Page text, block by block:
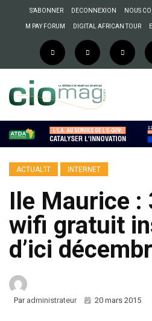
S’ABONNER DECONNEXION NOUS
M PAY FORUM DIGITAL AFRICAN TOUR
ACTUAL’IT INTERNET
Ile Maurice :
wifi gratuit
d’ici
Par administrateur 20 mars 2015